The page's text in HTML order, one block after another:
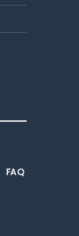
FAQ